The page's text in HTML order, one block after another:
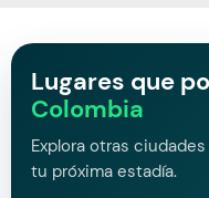
Lugares que
Colombia
Explora otras
tu próxima estadía.